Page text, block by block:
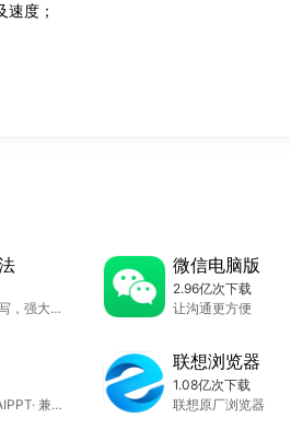
持PSD、PSB、RAW、WEBP、TIFF
一键多图批量改尺寸、批量压缩、批量
编辑】：支持PDF阅读、PDF编辑和
容CAD图纸格式，提供快速看图、高级
智能总结、AI深度问答、智能提取关键
速度；
搜狗输入法智慧拼写，强大词库，畅快表达。
微信电脑版
2.96亿次下载
让沟通更方便
免费办公 ·AI写作/AIPPT· 兼容Word/Excel/PPT/PDF
联想浏览器
1.08亿次下载
联想原厂浏览器